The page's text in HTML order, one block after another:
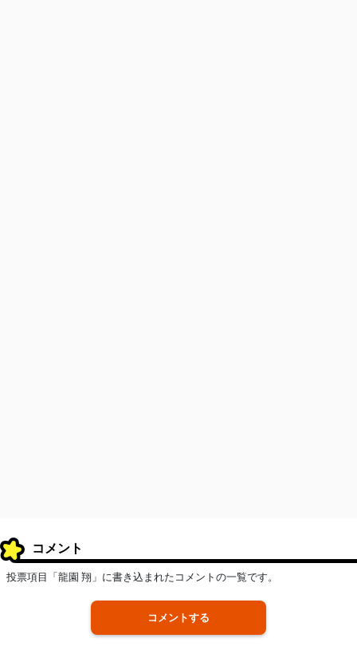
コメント
投票項目「龍園 翔」に書き込まれたコメントの一覧です。
コメントする